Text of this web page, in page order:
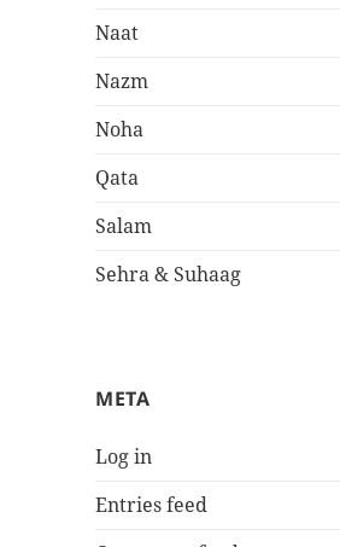
Naat
Nazm
Noha
Qata
Salam
Sehra & Suhaag
META
Log in
Entries feed